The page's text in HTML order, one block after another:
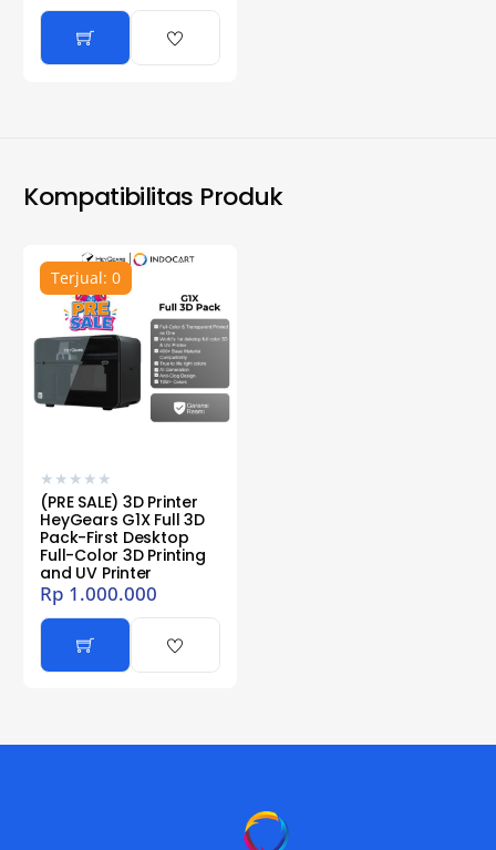
Kompatibilitas Produk
Terjual: 0
★ ★ ★ ★ ★
(PRE SALE) 3D Printer
HeyGears G1X Full 3D
Pack-First Desktop
Full-Color 3D Printing
and UV Printer
Rp 1.000.000